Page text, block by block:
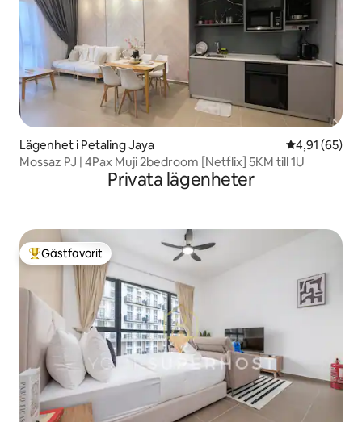
Lägenhet i Petaling Jaya 4,91 av 5 i
4,91 (65)
Mossaz PJ | 4Pax Muji 2bedroom [Netflix] 5KM till 1U
Privata lägenheter
Populär gästfavorit
Gästfavorit